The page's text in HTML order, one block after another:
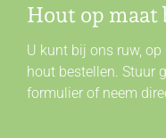
Hout op maat
U kunt bij ons ruw,
hout bestellen. Stuur
formulier of neem